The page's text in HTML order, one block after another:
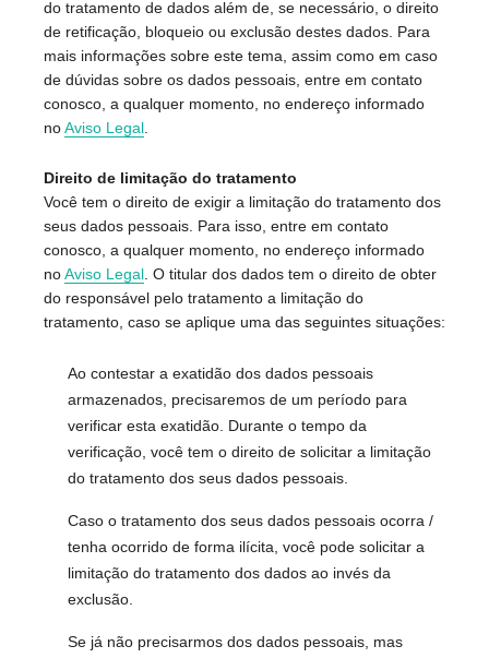
do tratamento de dados além de, se necessário, o direito
de retificação, bloqueio ou exclusão destes dados. Para
mais informações sobre este tema, assim como em caso
de dúvidas sobre os dados pessoais, entre em contato
conosco, a qualquer momento, no endereço informado
noAviso Legal
Direito de limitação do tratamento
Você tem o direito de exigir a limitação do tratamento dos
seus dados pessoais. Para isso, entre em contato
conosco, a qualquer momento, no endereço informado
noAviso Legal . O titular dos dados tem o direito de obter
do responsável pelo tratamento a limitação do
tratamento, caso se aplique uma das seguintes situações:
Ao contestar a exatidão dos dados pessoais
armazenados, precisaremos de um período para
verificar esta exatidão. Durante o tempo da
verificação, você tem o direito de solicitar a limitação
do tratamento dos seus dados pessoais.
Caso o tratamento dos seus dados pessoais ocorra /
tenha ocorrido de forma ilícita, você pode solicitar a
limitação do tratamento dos dados ao invés da
exclusão.
Se já não precisarmos dos dados pessoais, mas